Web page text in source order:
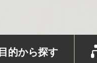
目的から探す